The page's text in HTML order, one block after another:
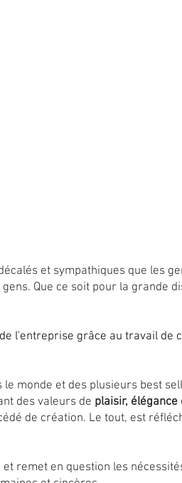
et sympathiques que les
Que ce soit pour la grande
l'entreprise grâce au travail de
le monde et des plusieurs best
des valeurs de plaisir,
de création. Le tout, est
remet en question les